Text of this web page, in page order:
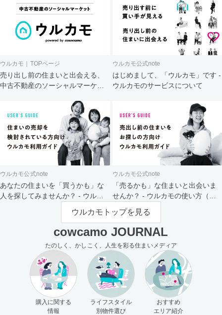
ウルカモ｜TOPページ
売り出し前の住まいと出会える、
中古不動産のソーシャルマーケッ
ウルカモ公式note
はじめまして、「ウルカモ」です -
ウルカモのサービスについて
ウルカモ公式note
あなたの住まいを「買うかも」な
人を探してみませんか？ - ウルカ
ウルカモ公式note
「売るかも」な住まいと出会いま
せんか？ - ウルカモの使い方（買
主さま向け）
ウルカモトップを見る
cowcamo JOURNAL
たのしく、かしこく、人生を彩る住まいメディア
購入に関する
情報
ライフスタイル
別物件選び
おすすめ
エリア紹介